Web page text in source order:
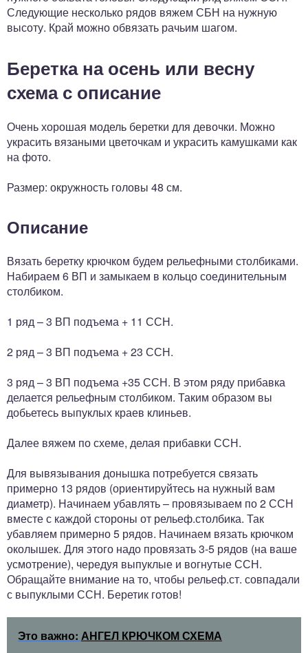
Следующие несколько рядов вяжем СБН на нужную
высоту. Край можно обвязать рачьим шагом.
Беретка на осень или весну
схема с описание
Очень хорошая модель беретки для девочки. Можно
украсить вязаными цветочкам и украсить камушками как
на фото.
Размер: окружность головы 48 см.
Описание
Вязать беретку крючком будем рельефными столбиками.
Набираем 6 ВП и замыкаем в кольцо соединительным
столбиком.
1 ряд – 3 ВП подъема + 11 ССН.
2 ряд – 3 ВП подъема + 23 ССН.
3 ряд – 3 ВП подъема +35 ССН. В этом ряду прибавка
делается рельефным столбиком. Таким образом вы
добьетесь выпуклых краев клиньев.
Далее вяжем по схеме, делая прибавки ССН.
Для вывязывания донышка потребуется связать
примерно 13 рядов (ориентируйтесь на нужный вам
диаметр). Начинаем убавлять – провязываем по 2 ССН
вместе с каждой стороны от рельеф.столбика. Так
убавляем примерно 5 рядов. Начинаем вязать крючком
околышек. Для этого надо провязать 3-5 рядов (на ваше
усмотрение), чередуя выпуклые и вогнутые ССН.
Обращайте внимание на то, чтобы рельеф.ст. совпадали
с выпуклыми ССН. Беретик готов!
Это важно: АНГЕЛ КРЮЧКОМ СХЕМА